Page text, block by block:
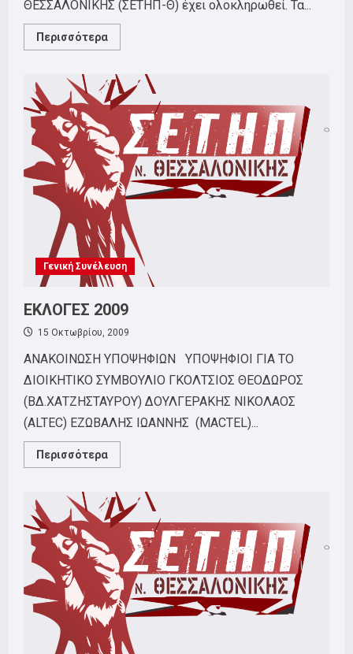
ΘΕΣΣΑΛΟΝΙΚΗΣ (ΣΕΤΗΠ-Θ) έχει ολοκληρωθεί. Τα...
Περισσότερα
more
ΕΚΛΟΓΩΝ
Γενική Συνέλευση
ΕΚΛΟΓΕΣ 2009
15 Οκτωβρίου, 2009
ΑΝΑΚΟΙΝΩΣΗ ΥΠΟΨΗΦΙΩΝ ΥΠΟΨΗΦΙΟΙ ΓΙΑ ΤΟ
ΔΙΟΙΚΗΤΙΚΟ ΣΥΜΒΟΥΛΙΟ ΓΚΟΛΤΣΙΟΣ ΘΕΟΔΩΡΟΣ
(ΒΔ.ΧΑΤΖΗΣΤΑΥΡΟΥ) ΔΟΥΛΓΕΡΑΚΗΣ ΝΙΚΟΛΑΟΣ
(ALTEC) ΕΖΩΒΑΛΗΣ ΙΩΑΝΝΗΣ (MACTEL)...
Περισσότερα
more
2009